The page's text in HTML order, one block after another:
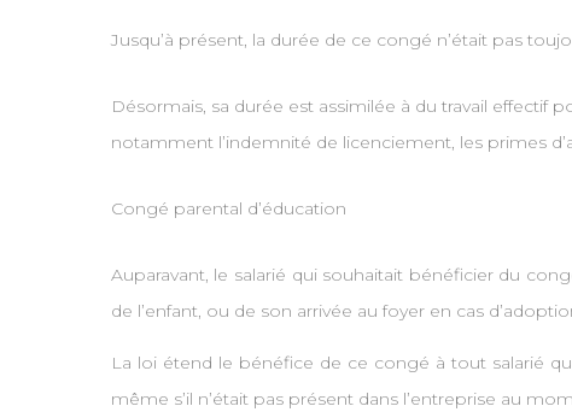
Jusqu’à présent, la durée de ce congé n’était pas
Désormais, sa durée est assimilée à du travail effectif
notamment l’indemnité de licenciement, les primes
Congé parental d’éducation
Auparavant, le salarié qui souhaitait bénéficier du
de l’enfant, ou de son arrivée au foyer en cas
La loi étend le bénéfice de ce congé à tout salarié
même s’il n’était pas présent dans l’entreprise au